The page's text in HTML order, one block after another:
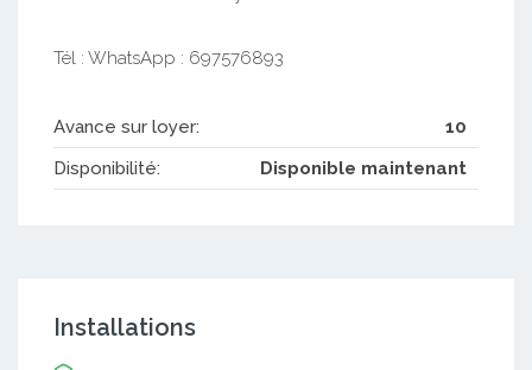
Tél : WhatsApp : 697576893
Avance sur loyer:
10
Disponibilité:
Disponible maintenant
Installations